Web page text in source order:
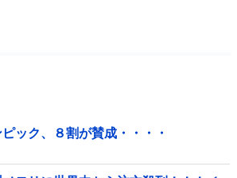
ック、８割が賛成・・・・